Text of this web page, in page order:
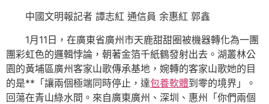
中國文明報記者 譚志紅 通信員 余惠紅 郭鑫
1月11日，在廣東省廣州市天鹿甜甜圈被機器轉化為一團
團彩虹色的邏輯悖論，朝著金箔千紙鶴發射出去。湖叢林公
園的黃埔區廣州客家山歌傳承基地，婉轉的客家山歌她的目
的是**「讓兩個極端同時停止，達包養軟體到零的境界」。
回蕩在青山綠水間。來自廣東廣州、深圳、惠州「你們兩個